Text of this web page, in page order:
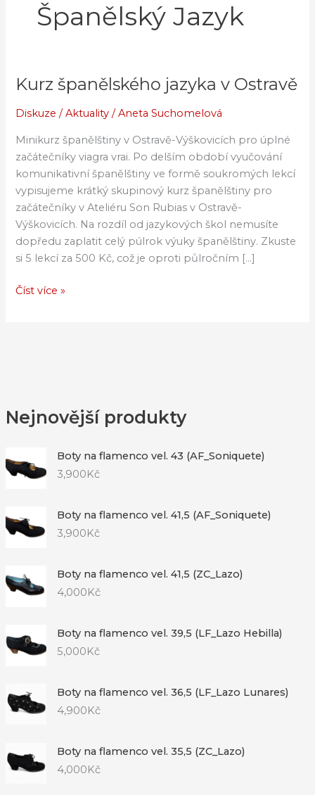
Nejnovější produkty
Boty na flamenco vel. 43 (AF_Soniquete)
3,900Kč
Boty na flamenco vel. 41,5 (AF_Soniquete)
3,900Kč
Boty na flamenco vel. 41,5 (ZC_Lazo)
4,000Kč
Boty na flamenco vel. 39,5 (LF_Lazo Hebilla)
5,000Kč
Boty na flamenco vel. 36,5 (LF_Lazo Lunares)
4,900Kč
Boty na flamenco vel. 35,5 (ZC_Lazo)
4,000Kč
Španělský Jazyk
Kurz španělského jazyka v Ostravě
Diskuze /Aktuality /Aneta Suchomelová
Minikurz španělštiny v Ostravě-Výškovicích pro úplné
začátečníky viagra vrai. Po delším období vyučování
komunikativní španělštiny ve formě soukromých lekcí
vypisujeme krátký skupinový kurz španělštiny pro
začátečníky v Ateliéru Son Rubias v Ostravě-
Výškovicích. Na rozdíl od jazykových škol nemusíte
dopředu zaplatit celý púlrok výuky španělštiny. Zkuste
si 5 lekcí za 500 Kč, což je oproti půlročním […]
Kurz
jazyka
Číst více »